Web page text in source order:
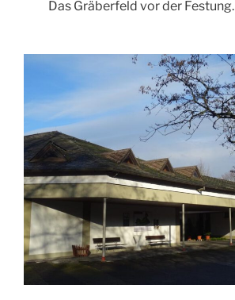
Das Gräberfeld vor der Festung.